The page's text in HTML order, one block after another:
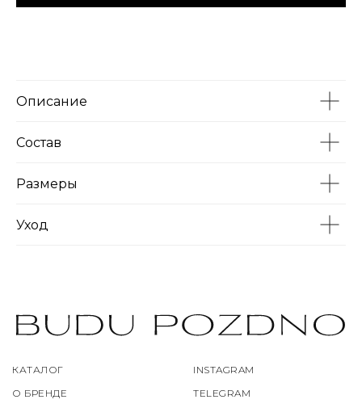
Описание
Состав
Размеры
Уход
КАТАЛОГ
О БРЕНДЕ
INSTAGRAM
TELEGRAM